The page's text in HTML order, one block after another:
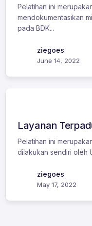
Pelatihan ini
mendokumentasikan
pada BDK...
ziegoes
June 14, 2022
Layanan
Pelatihan ini
dilakukan sendiri oleh
ziegoes
May 17, 2022